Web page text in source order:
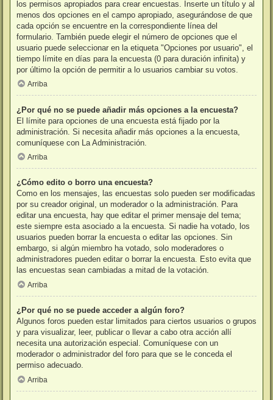
los permisos apropiados para crear encuestas. Inserte un título y al
menos dos opciones en el campo apropiado, asegurándose de que
cada opción se encuentre en la correspondiente línea del
formulario. También puede elegir el número de opciones que el
usuario puede seleccionar en la etiqueta "Opciones por usuario", el
tiempo límite en días para la encuesta (0 para duración infinita) y
por último la opción de permitir a lo usuarios cambiar su votos.
Arriba
¿Por qué no se puede añadir más opciones a la encuesta?
El límite para opciones de una encuesta está fijado por la
administración. Si necesita añadir más opciones a la encuesta,
comuníquese con La Administración.
Arriba
¿Cómo edito o borro una encuesta?
Como en los mensajes, las encuestas solo pueden ser modificadas
por su creador original, un moderador o la administración. Para
editar una encuesta, hay que editar el primer mensaje del tema;
este siempre esta asociado a la encuesta. Si nadie ha votado, los
usuarios pueden borrar la encuesta o editar las opciones. Sin
embargo, si algún miembro ha votado, solo moderadores o
administradores pueden editar o borrar la encuesta. Esto evita que
las encuestas sean cambiadas a mitad de la votación.
Arriba
¿Por qué no se puede acceder a algún foro?
Algunos foros pueden estar limitados para ciertos usuarios o grupos
y para visualizar, leer, publicar o llevar a cabo otra acción allí
necesita una autorización especial. Comuníquese con un
moderador o administrador del foro para que se le conceda el
permiso adecuado.
Arriba